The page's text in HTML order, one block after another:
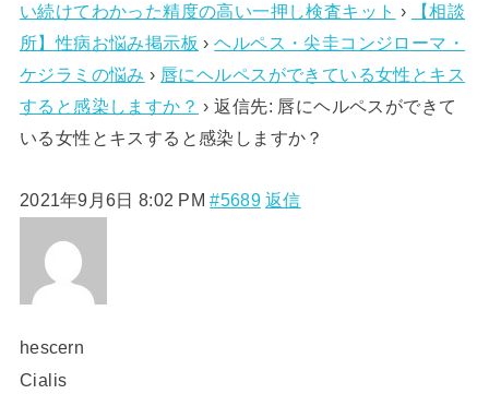
い続けてわかった精度の高い一押し検査キット ›
【相談
所】性病お悩み掲示板 › ヘルペス・尖圭コンジローマ・
ケジラミの悩み › 唇にヘルペスができている女性とキス
すると感染しますか？ › 返信先: 唇にヘルペスができて
いる女性とキスすると感染しますか？
2021年9月6日 8:02 PM #5689 返信
hescern
Cialis